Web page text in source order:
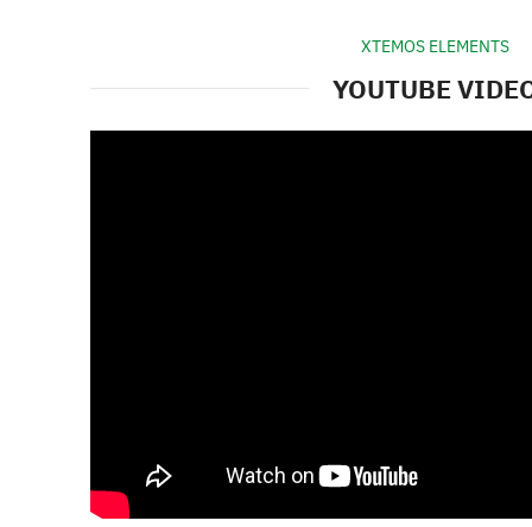
XTEMOS ELEMENTS
YOUTUBE